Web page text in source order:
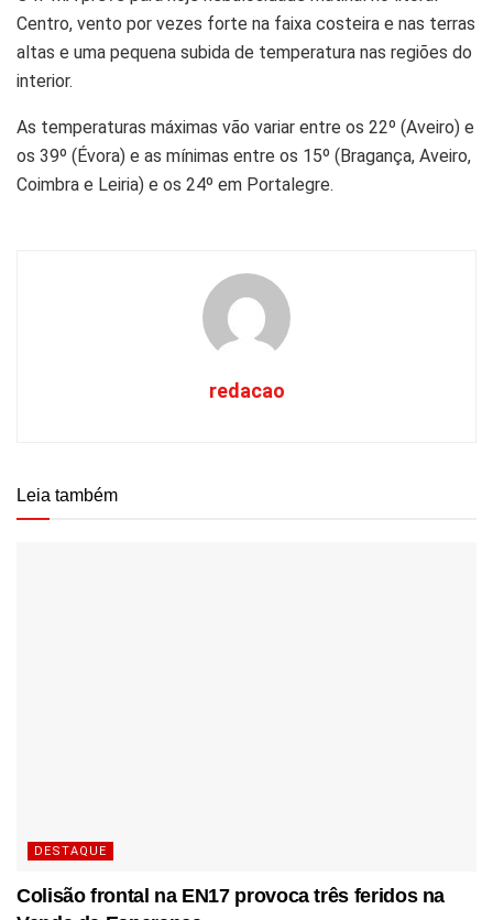
Centro, vento por vezes forte na faixa costeira e nas terras
altas e uma pequena subida de temperatura nas regiões do
interior.
As temperaturas máximas vão variar entre os 22º (Aveiro) e
os 39º (Évora) e as mínimas entre os 15º (Bragança, Aveiro,
Coimbra e Leiria) e os 24º em Portalegre.
redacao
Leia também
DESTAQUE
Colisão frontal na EN17 provoca três feridos na